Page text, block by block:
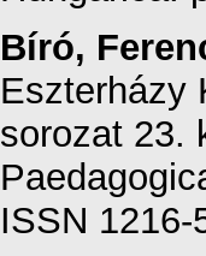
Bíró,
Eszterházy
sorozat 23.
ISSN 1216-